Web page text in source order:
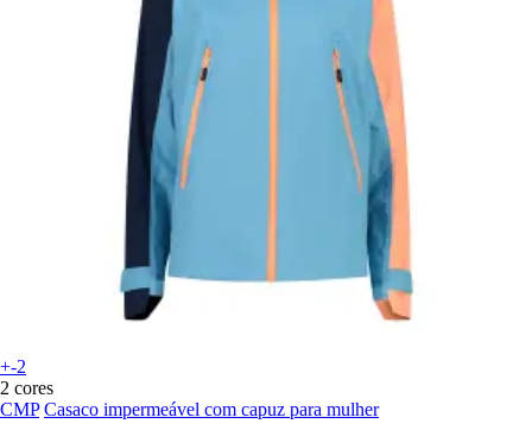
+-2
2 cores
CMP Casaco impermeável com capuz para mulher